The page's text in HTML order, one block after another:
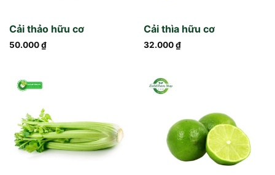
Cải thảo hữu cơ
50.000₫
Cải thìa hữu cơ
32.000₫